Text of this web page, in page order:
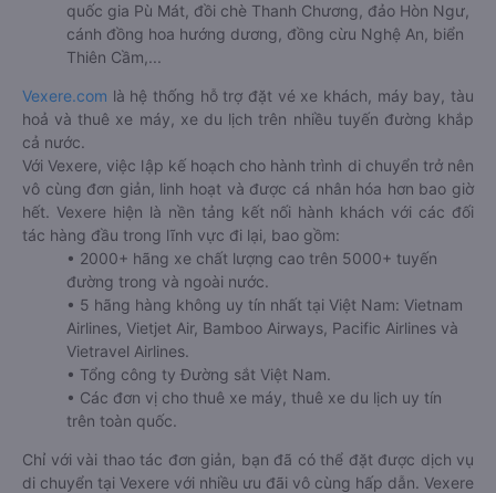
quốc gia Pù Mát, đồi chè Thanh Chương, đảo Hòn Ngư,
cánh đồng hoa hướng dương, đồng cừu Nghệ An, biển
Thiên Cầm,...
Vexere.com là hệ thống hỗ trợ đặt vé xe khách, máy bay, tàu
hoả và thuê xe máy, xe du lịch trên nhiều tuyến đường khắp
cả nước.
Với Vexere, việc lập kế hoạch cho hành trình di chuyển trở nên
vô cùng đơn giản, linh hoạt và được cá nhân hóa hơn bao giờ
hết. Vexere hiện là nền tảng kết nối hành khách với các đối
tác hàng đầu trong lĩnh vực đi lại, bao gồm:
• 2000+ hãng xe chất lượng cao trên 5000+ tuyến
đường trong và ngoài nước.
• 5 hãng hàng không uy tín nhất tại Việt Nam: Vietnam
Airlines, Vietjet Air, Bamboo Airways, Pacific Airlines và
Vietravel Airlines.
• Tổng công ty Đường sắt Việt Nam.
• Các đơn vị cho thuê xe máy, thuê xe du lịch uy tín
trên toàn quốc.
Chỉ với vài thao tác đơn giản, bạn đã có thể đặt được dịch vụ
di chuyển tại Vexere với nhiều ưu đãi vô cùng hấp dẫn. Vexere